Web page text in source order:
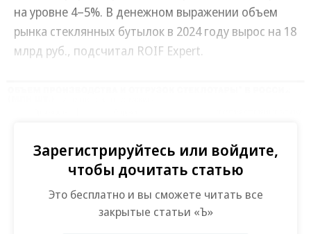
на уровне 4–5%. В денежном выражении объем
рынка стеклянных бутылок в 2024 году вырос на 18
млрд руб., подсчитал ROIF Expert.
Зарегистрируйтесь или войдите,
чтобы дочитать статью
Это бесплатно и вы сможете читать все
закрытые статьи «Ъ»